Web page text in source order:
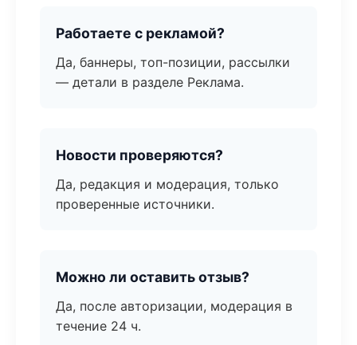
Работаете с рекламой?
Да, баннеры, топ-позиции, рассылки
— детали в разделе Реклама.
Новости проверяются?
Да, редакция и модерация, только
проверенные источники.
Можно ли оставить отзыв?
Да, после авторизации, модерация в
течение 24 ч.